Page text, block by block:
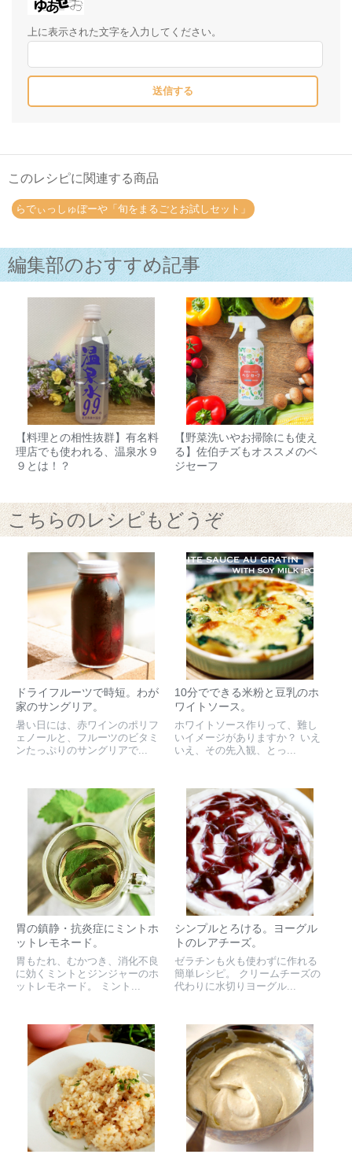
上に表示された文字を入力してください。
このレシピに関連する商品
らでぃっしゅぼーや「旬をまるごとお試しセット」
編集部のおすすめ記事
【料理との相性抜群】有名料
理店でも使われる、温泉水９
９とは！？
【野菜洗いやお掃除にも使え
る】佐伯チズもオススメのベ
ジセーフ
こちらのレシピもどうぞ
ドライフルーツで時短。わが
家のサングリア。
暑い日には、赤ワインのポリフ
ェノールと、フルーツのビタミ
ンたっぷりのサングリアで...
10分でできる米粉と豆乳のホ
ワイトソース。
ホワイトソース作りって、難し
いイメージがありますか？ いえ
いえ、その先入観、とっ...
胃の鎮静・抗炎症にミントホ
ットレモネード。
胃もたれ、むかつき、消化不良
に効くミントとジンジャーのホ
ットレモネード。 ミント...
シンプルとろける。ヨーグル
トのレアチーズ。
ゼラチンも火も使わずに作れる
簡単レシピ。 クリームチーズの
代わりに水切りヨーグル...